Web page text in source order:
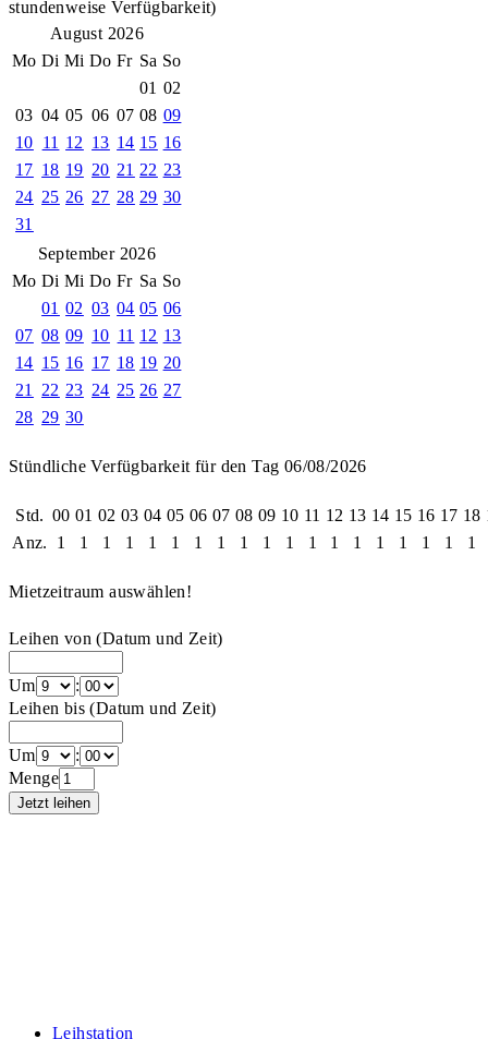
stundenweise Verfügbarkeit)
August 2026
Mo Di Mi Do Fr Sa So
01 02
03 04 05 06 07 08 09
10 11 12 13 14 15 16
17 18 19 20 21 22 23
24 25 26 27 28 29 30
31
September 2026
Mo Di Mi Do Fr Sa So
01 02 03 04 05 06
07 08 09 10 11 12 13
14 15 16 17 18 19 20
21
22 23 24 25 26 27
28 29 30
Stündliche Verfügbarkeit für den Tag 06/08/2026
Std. 00 01 02 03 04 05 06 07 08 09 10 11 12 13 14 15 16 17 18
Anz.
1 1 1 1 1 1 1 1 1 1 1 1 1 1 1 1 1 1 1
Mietzeitraum auswählen!
Leihen von (Datum und Zeit)
Um
:
Leihen bis (Datum und Zeit)
Um
:
Menge
Leihstation